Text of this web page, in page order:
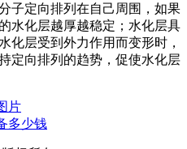
子定向排列在自己周围，如果
水化层越厚越稳定；水化层具
化层受到外力作用而变形时，
定向排列的趋势，促使水化层
片
多少钱